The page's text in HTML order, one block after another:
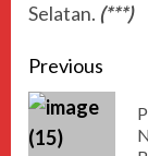
Selatan. (***)
Previous